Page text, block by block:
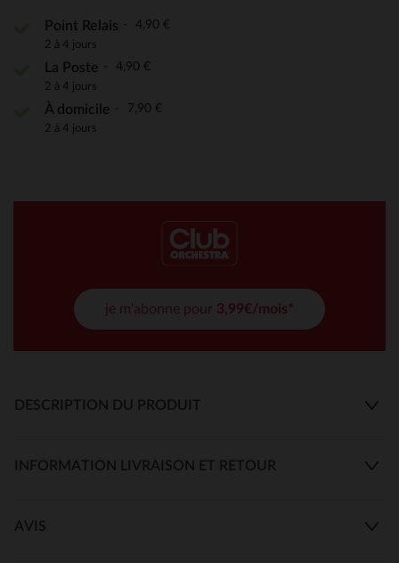
Point Relais 4,90 €
2 à 4 jours
La Poste 4,90 €
2 à 4 jours
À domicile 7,90 €
2 à 4 jours
je m'abonne pour 3,99€/mois*
DESCRIPTION DU PRODUIT
INFORMATION LIVRAISON ET RETOUR
AVIS